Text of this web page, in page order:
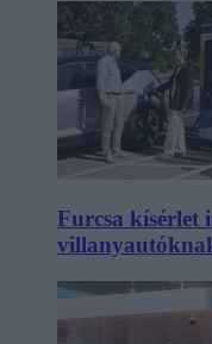
Furcsa kísérlet